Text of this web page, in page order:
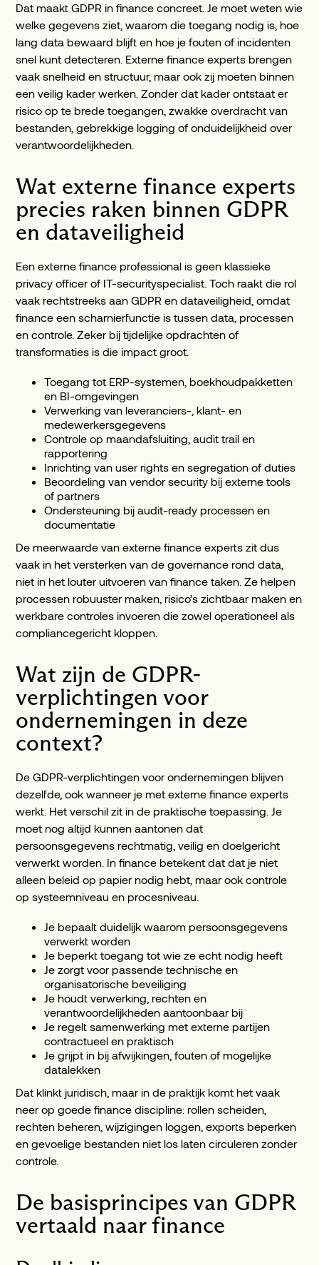
Dat maakt GDPR in finance concreet. Je moet weten wie
welke gegevens ziet, waarom die toegang nodig is, hoe
lang data bewaard blijft en hoe je fouten of incidenten
snel kunt detecteren. Externe finance experts brengen
vaak snelheid en structuur, maar ook zij moeten binnen
een veilig kader werken. Zonder dat kader ontstaat er
risico op te brede toegangen, zwakke overdracht van
bestanden, gebrekkige logging of onduidelijkheid over
verantwoordelijkheden.
Wat externe finance experts
precies raken binnen GDPR
en dataveiligheid
Een externe finance professional is geen klassieke
privacy officer of IT-securityspecialist. Toch raakt die rol
vaak rechtstreeks aan GDPR en dataveiligheid, omdat
finance een scharnierfunctie is tussen data, processen
en controle. Zeker bij tijdelijke opdrachten of
transformaties is die impact groot.
Toegang tot ERP-systemen, boekhoudpakketten
en BI-omgevingen
Verwerking van leveranciers-, klant- en
medewerkersgegevens
Controle op maandafsluiting, audit trail en
rapportering
Inrichting van user rights en segregation of duties
Beoordeling van vendor security bij externe tools
of partners
Ondersteuning bij audit-ready processen en
documentatie
De meerwaarde van externe finance experts zit dus
vaak in het versterken van de governance rond data,
niet in het louter uitvoeren van finance taken. Ze helpen
processen robuuster maken, risico’s zichtbaar maken en
werkbare controles invoeren die zowel operationeel als
compliancegericht kloppen.
Wat zijn de GDPR-
verplichtingen voor
ondernemingen in deze
context?
De GDPR-verplichtingen voor ondernemingen blijven
dezelfde, ook wanneer je met externe finance experts
werkt. Het verschil zit in de praktische toepassing. Je
moet nog altijd kunnen aantonen dat
persoonsgegevens rechtmatig, veilig en doelgericht
verwerkt worden. In finance betekent dat dat je niet
alleen beleid op papier nodig hebt, maar ook controle
op systeemniveau en procesniveau.
Je bepaalt duidelijk waarom persoonsgegevens
verwerkt worden
Je beperkt toegang tot wie ze echt nodig heeft
Je zorgt voor passende technische en
organisatorische beveiliging
Je houdt verwerking, rechten en
verantwoordelijkheden aantoonbaar bij
Je regelt samenwerking met externe partijen
contractueel en praktisch
Je grijpt in bij afwijkingen, fouten of mogelijke
datalekken
Dat klinkt juridisch, maar in de praktijk komt het vaak
neer op goede finance discipline: rollen scheiden,
rechten beheren, wijzigingen loggen, exports beperken
en gevoelige bestanden niet los laten circuleren zonder
controle.
De basisprincipes van GDPR
vertaald naar finance